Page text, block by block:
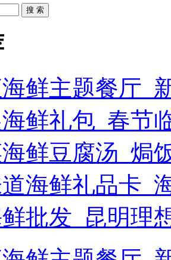
搜 索
鲜主题餐厅_
鲜礼包_春节
鲜豆腐汤_焗
海鲜礼品卡_
批发_昆明理